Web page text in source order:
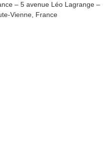
– 5 avenue Léo Lagrange –
Vienne, France